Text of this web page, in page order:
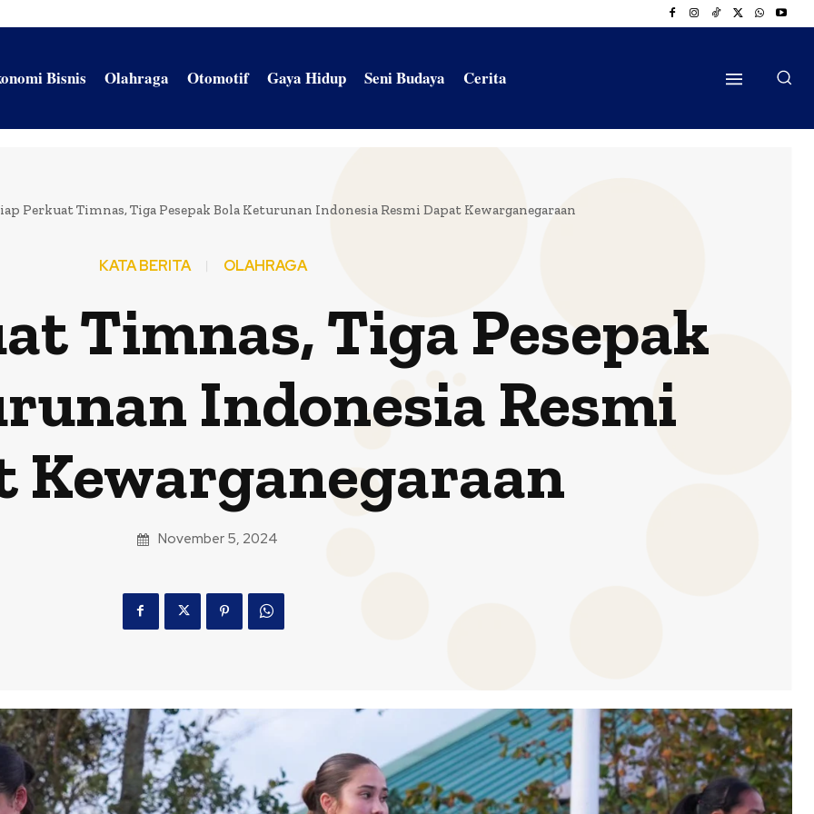
Bisnis Olahraga Otomotif Gaya Hidup Seni Budaya Cerita
Perkuat Timnas, Tiga Pesepak Bola Keturunan Indonesia Resmi Dapat Kewarganegaraan
KATA BERITA OLAHRAGA
Timnas, Tiga Pesepak
Indonesia Resmi
Kewarganegaraan
November 5, 2024